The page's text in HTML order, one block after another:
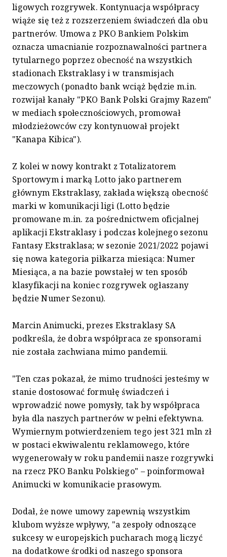
ligowych rozgrywek. Kontynuacja współpracy
wiąże się też z rozszerzeniem świadczeń dla obu
partnerów. Umowa z PKO Bankiem Polskim
oznacza umacnianie rozpoznawalności partnera
tytularnego poprzez obecność na wszystkich
stadionach Ekstraklasy i w transmisjach
meczowych (ponadto bank wciąż będzie m.in.
rozwijał kanały "PKO Bank Polski Grajmy Razem"
w mediach społecznościowych, promował
młodzieżowców czy kontynuował projekt
"Kanapa Kibica").
Z kolei w nowy kontrakt z Totalizatorem
Sportowym i marką Lotto jako partnerem
głównym Ekstraklasy, zakłada większą obecność
marki w komunikacji ligi (Lotto będzie
promowane m.in. za pośrednictwem oficjalnej
aplikacji Ekstraklasy i podczas kolejnego sezonu
Fantasy Ekstraklasa; w sezonie 2021/2022 pojawi
się nowa kategoria piłkarza miesiąca: Numer
Miesiąca, a na bazie powstałej w ten sposób
klasyfikacji na koniec rozgrywek ogłaszany
będzie Numer Sezonu).
Marcin Animucki, prezes Ekstraklasy SA
podkreśla, że dobra współpraca ze sponsorami
nie została zachwiana mimo pandemii.
"Ten czas pokazał, że mimo trudności jesteśmy w
stanie dostosować formułę świadczeń i
wprowadzić nowe pomysły, tak by współpraca
była dla naszych partnerów w pełni efektywna.
Wymiernym potwierdzeniem tego jest 321 mln zł
w postaci ekwiwalentu reklamowego, które
wygenerowały w roku pandemii nasze rozgrywki
na rzecz PKO Banku Polskiego" – poinformował
Animucki w komunikacie prasowym.
Dodał, że nowe umowy zapewnią wszystkim
klubom wyższe wpływy, "a zespoły odnoszące
sukcesy w europejskich pucharach mogą liczyć
na dodatkowe środki od naszego sponsora